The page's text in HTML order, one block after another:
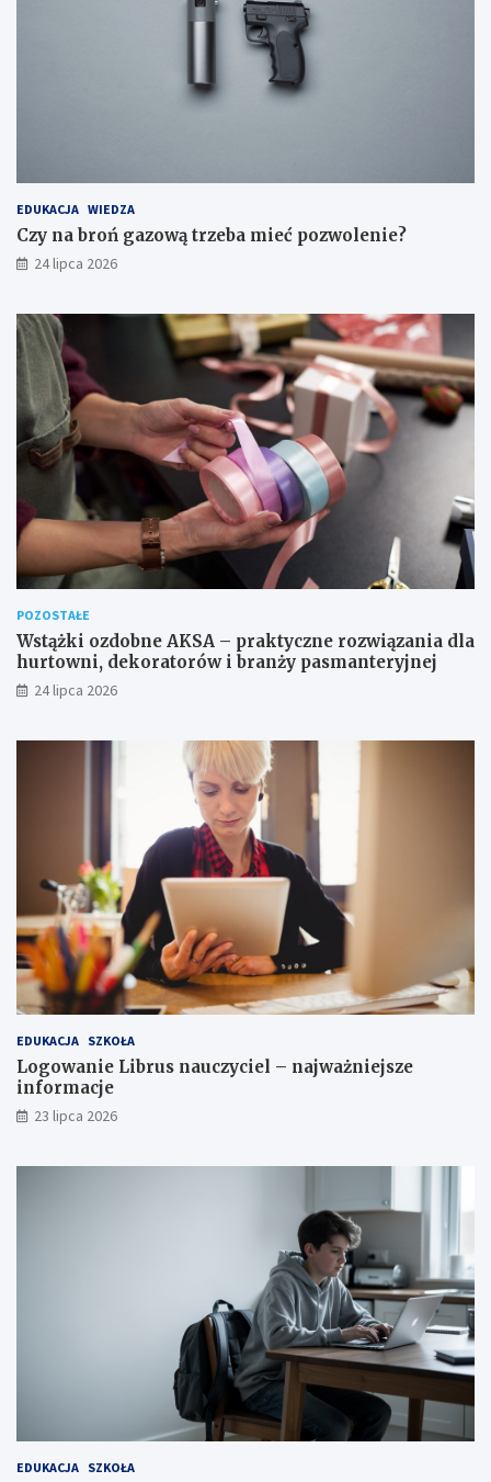
EDUKACJA WIEDZA
Czy na broń gazową trzeba mieć pozwolenie?
24 lipca 2026
POZOSTAŁE
Wstążki ozdobne AKSA – praktyczne rozwiązania dla
hurtowni, dekoratorów i branży pasmanteryjnej
24 lipca 2026
EDUKACJA SZKOŁA
Logowanie Librus nauczyciel – najważniejsze
informacje
23 lipca 2026
EDUKACJA SZKOŁA